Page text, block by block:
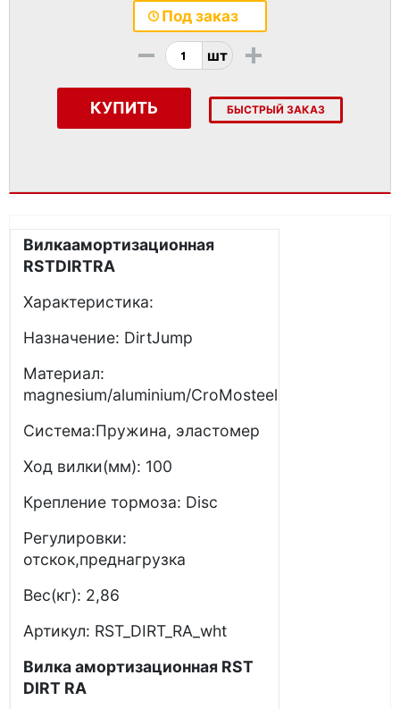
Под заказ
- шт +
КУПИТЬ БЫСТРЫЙ ЗАКАЗ
Вилкаамортизационная
RSTDIRTRA
Характеристика:
Назначение: DirtJump
Материал:
magnesium/aluminium/CroMosteel
Система:Пружина, эластомер
Ход вилки(мм): 100
Крепление тормоза: Disc
Регулировки:
отскок,преднагрузка
Вес(кг): 2,86
Артикул: RST_DIRT_RA_wht
Вилка амортизационная RST
DIRT RA